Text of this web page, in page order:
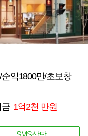
익1800만/초보창
금 1억2천 만원